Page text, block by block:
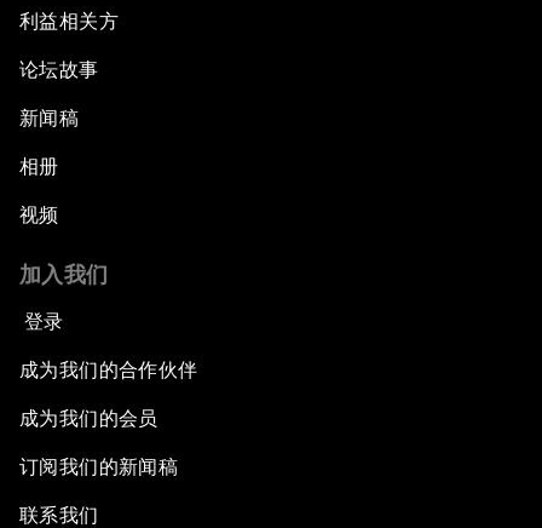
利益相关方
论坛故事
新闻稿
相册
视频
加入我们
登录
成为我们的合作伙伴
成为我们的会员
订阅我们的新闻稿
联系我们